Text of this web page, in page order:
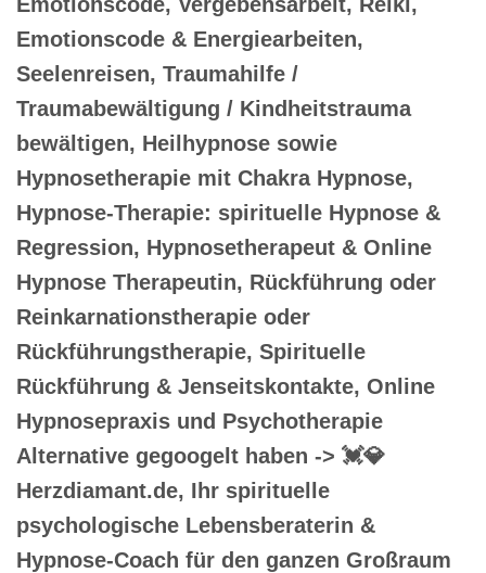
Emotionscode & Energiearbeiten,
Seelenreisen, Traumahilfe /
Traumabewältigung / Kindheitstrauma
bewältigen, Heilhypnose sowie
Hypnosetherapie mit Chakra Hypnose,
Hypnose-Therapie: spirituelle Hypnose &
Regression, Hypnosetherapeut & Online
Hypnose Therapeutin, Rückführung oder
Reinkarnationstherapie oder
Rückführungstherapie, Spirituelle
Rückführung & Jenseitskontakte, Online
Hypnosepraxis und Psychotherapie
Alternative gegoogelt haben -> 💓️💎
Herzdiamant.de, Ihr spirituelle
psychologische Lebensberaterin &
Hypnose-Coach für den ganzen Großraum